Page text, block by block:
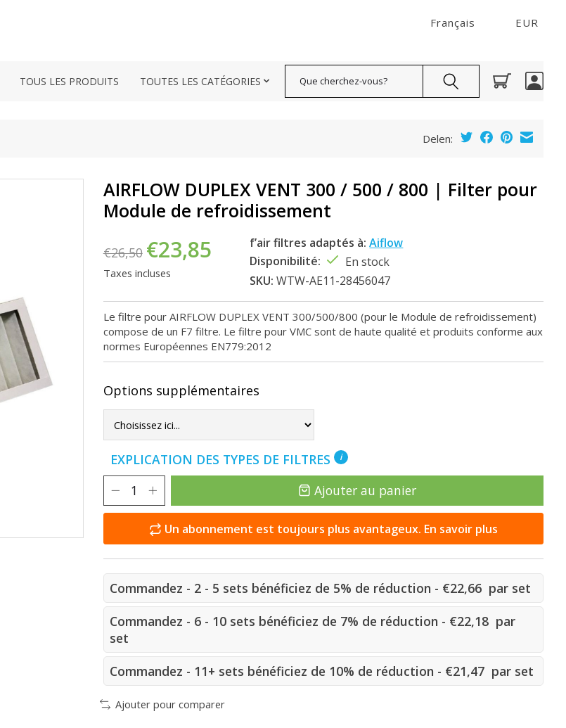
Français EUR
TOUS LES PRODUITS TOUTES LES CATÉGORIES
Delen:
AIRFLOW DUPLEX VENT 300 / 500 / 800 | Filter pour
Module de refroidissement
€26,50 €23,85
Taxes incluses
f’air filtres adaptés à: Aiflow
Disponibilité:
En stock
SKU: WTW-AE11-28456047
Le filtre pour AIRFLOW DUPLEX VENT 300/500/800 (pour le Module de refroidissement)
compose de un F7 filtre. Le filtre pour VMC sont de haute qualité et produits conforme aux
normes Européennes EN779:2012
Options supplémentaires
EXPLICATION DES TYPES DE FILTRES i
Ajouter au panier
Un abonnement est toujours plus avantageux. En savoir plus
Commandez - 2 - 5 sets bénéficiez de 5% de réduction - €22,66 par set
Commandez - 6 - 10 sets bénéficiez de 7% de réduction - €22,18 par
set
Commandez - 11+ sets bénéficiez de 10% de réduction - €21,47 par set
Ajouter pour comparer